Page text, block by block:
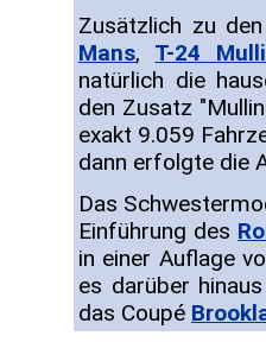
Zusätzlich zu
Mans, T-24
natürlich die
den Zusatz
exakt 9.059
dann erfolgte die
Das
Einführung des
in einer Auflage
es darüber
das Coupé